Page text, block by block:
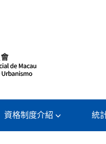
資格制度介紹 統